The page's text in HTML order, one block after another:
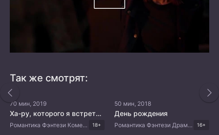
Так же смотрят:
70 мин, 2019
Ха-ру, которого я встретила случайно
Романтика Фэнтези Комедия Корейские дорамы 18+
50 мин, 2018
День рождения
Романтика Фэнтези Драма Тайские дорамы 16+